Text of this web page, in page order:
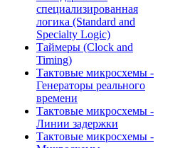
специализированная
логика (Standard and
Specialty Logic)
Таймеры (Clock and
Timing)
Тактовые микросхемы -
Генераторы реального
времени
Тактовые микросхемы -
Линии задержки
Тактовые микросхемы -